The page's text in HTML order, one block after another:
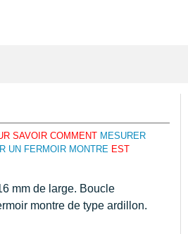
SAVOIR COMMENT MESURER
UN FERMOIR MONTRE EST
mm de large. Boucle
montre de type ardillon.